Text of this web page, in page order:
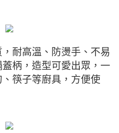
耐高溫、防燙手、不易
柄，造型可愛出眾，一
筷子等廚具，方便使